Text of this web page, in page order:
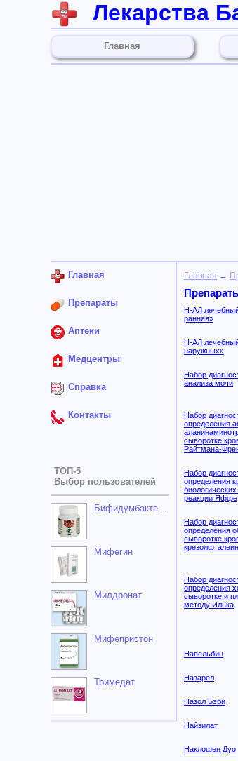
Лекарства
Главная
Главная
Препараты
Аптеки
Медцентры
Справка
Контакты
ТОП-5
Выбор пользователей
Бифидумбактерин-1000
Мифегин
Милдронат
Мифепристон
Тримедат
Главная →
Н-АЛ
ранняя»
Н-АЛ
наружных»
Набор
анализа мочи
Набор
определения
сыворотке
Райтмана-
Набор
определения
реакции Яффе
Набор
определения
сыворотке
Набор
определения
сыворотке и
методу Илька
Навельбин
Назарел
Назол Бэби
Найзилат
Наклофен Дуо